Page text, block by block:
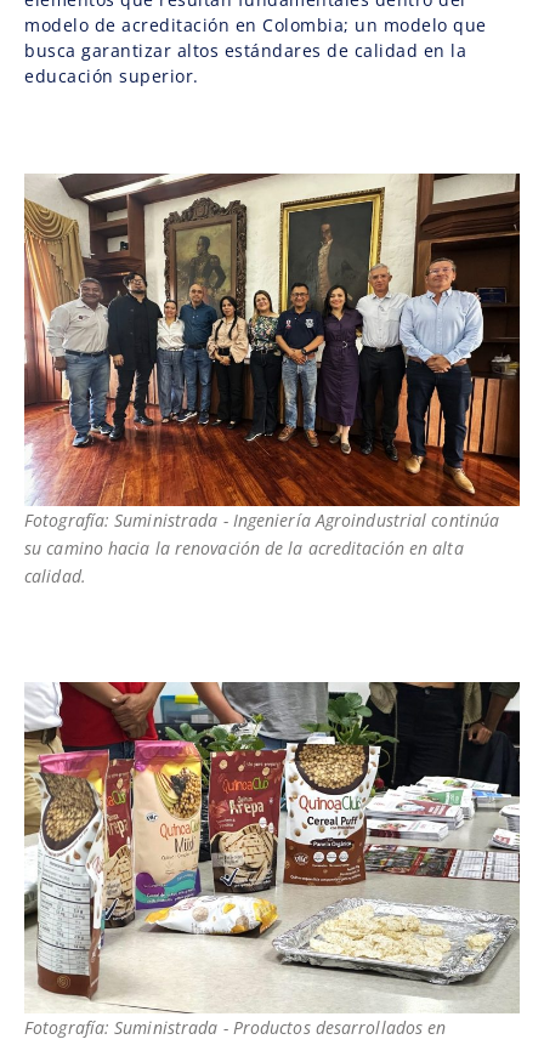
modelo de acreditación en Colombia; un modelo que
busca garantizar altos estándares de calidad en la
educación superior.
Fotografía: Suministrada - Ingeniería Agroindustrial continúa
su camino hacia la renovación de la acreditación en alta
calidad.
Fotografía: Suministrada - Productos desarrollados en